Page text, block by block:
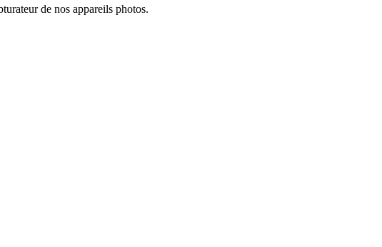
de nos appareils photos.